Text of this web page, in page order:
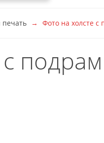
Фото на холсте с